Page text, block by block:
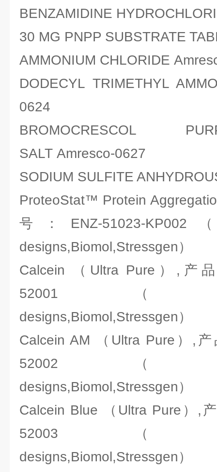
BENZAMIDINE
30 MG PNPP SUBSTRATE
AMMONIUM CHLORIDE
DODECYL TRIMETHYL
0624
BROMOCRESCOL
SALT Amresco-0627
SODIUM SULFITE
ProteoStat™ Protein
号：ENZ-51023-KP002（
designs,Biomol,Stressgen）
Calcein （Ultra Pure）,产
52001（
designs,Biomol,Stressgen）
Calcein AM （Ultra Pure）,
52002（
designs,Biomol,Stressgen）
Calcein Blue （Ultra Pure）,
52003（
designs,Biomol,Stressgen）